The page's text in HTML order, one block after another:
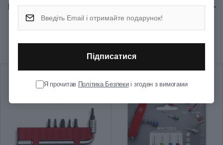
Розмір
Довжина складаного ножа
Кількість шарів
Група Garden Budding
Серійний
Відгуки: ★ 0 (0)
Рекомендуємо купити разом
Підписатися
Я прочитав Політика Безпекиі згоден з вимогами